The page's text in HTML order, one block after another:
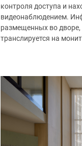
контроля доступа и
видеонаблюдением.
размещенных во
транслируется на